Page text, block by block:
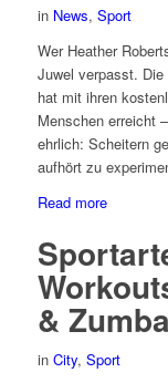
in News, Sport
Wer Heather
Juwel verpasst. Die
hat mit ihren
Menschen erreicht
ehrlich: Scheitern
aufhört zu
Read more
& Zumba
in City, Sport